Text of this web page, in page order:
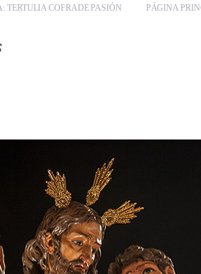
TERTULIA COFRADE PASIÓN
PÁGINA